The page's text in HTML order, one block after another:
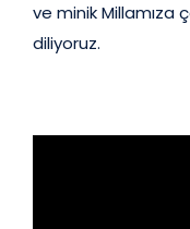
ve minik Millamıza
diliyoruz.